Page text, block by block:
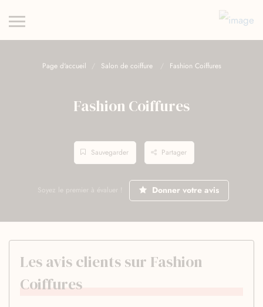
Page d'accueil Salon de coiffure Fashion Coiffures
Fashion Coiffures
Sauvegarder Partager
Soyez le premier à évaluer ! Donner votre avis
Les avis clients sur Fashion
Coiffures